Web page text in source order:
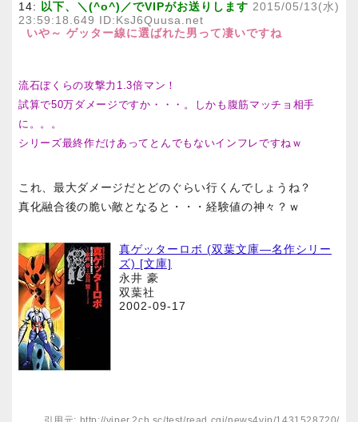
14: 以下、＼(^o^)／でVIPがお送りします 2015/05/13(水)
23:59:18.649 ID:KsJ6Quusa.net
いや～ ゲッター線に選ばれた男って凄いですね
流石ぼくらの攻撃力1.3倍マン！
試算で50万ダメージですか・・・。しかも腹筋マッチョ相手
に。。。
シリーズ最終作だけあってとんでもないインフレですねｗ
これ、最大ダメージだとどのぐらい行くんでしょうね？
真化融合後の脆い敵となると・・・経験値の神々？ｗ
真ゲッターロボ (双葉文庫―名作シリー
ズ) [文庫]
永井 豪
双葉社
2002-09-17